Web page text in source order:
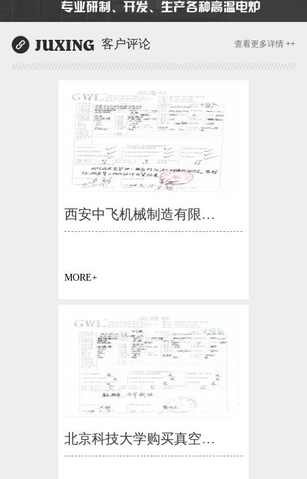
客户评论 查看更多详情 ++
西安中飞机械制造有限…
MORE+
北京科技大学购买真空…